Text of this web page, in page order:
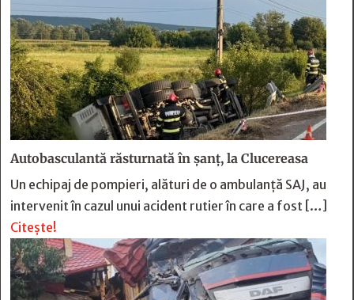
Autobasculantă răsturnată în șanț, la Clucereasa
Un echipaj de pompieri, alături de o ambulanță SAJ, au
intervenit în cazul unui acident rutier în care a fost […]
Citește!